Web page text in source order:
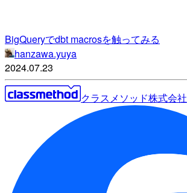
BigQueryでdbt macrosを触ってみる
hanzawa.yuya
2024.07.23
クラスメソッド株式会社